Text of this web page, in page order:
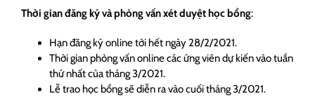
Thời gian đăng ký và phỏng vấn xét duyệt học bổng:
Hạn đăng ký online tới hết ngày 28/2/2021.
Thời gian phỏng vấn online các ứng viên dự kiến vào tuần
thứ nhất của tháng 3/2021.
Lễ trao học bổng sẽ diễn ra vào cuối tháng 3/2021.